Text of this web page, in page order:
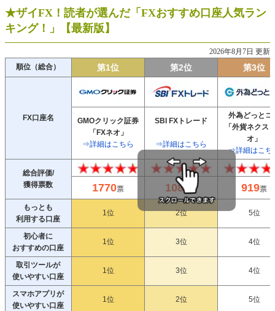
・FX口座の申し込み手続きにかかる時間はどのくらいです
か？
・初心者がFX口座を選ぶうえで重要なポイントはなんです
・新規口座開設者向けのFXキャンペーンを知りたいです
・FXの基礎的知識を身に着けたいです
★ザイFX！読者が選んだ「FXおすすめ口座人気ラン
キング！」【最新版】
2026年8月7日 更新
順位（総合）
第1位 第2位 第3位
FX口座名
GMOクリック証券
「FXネオ」
⇒詳細はこちら
SBI FXトレード
⇒詳細はこちら
外為どっとコ
「外貨ネクス
オ」
⇒詳細はこち
総合評価/
獲得票数
1770票 1084 票 919票
もっとも
利用する口座
1位 2位 5位
初心者に
おすすめの口座
1位 3位 4位
取引ツールが
使いやすい口座
1位 3位 4位
スマホアプリが
使いやすい口座
1位 2位 5位